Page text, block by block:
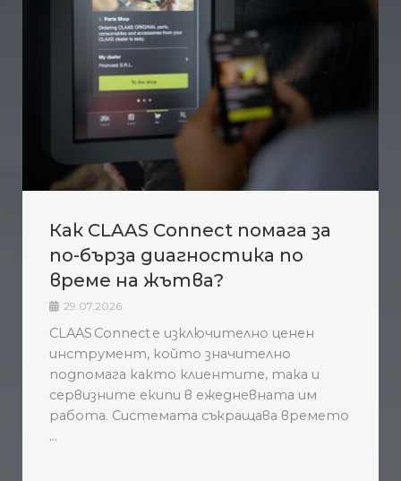
Как CLAAS Connect помага за
по-бърза диагностика по
време на жътва?
29.07.2026
CLAAS Connect е изключително ценен
инструмент, който значително
подпомага както клиентите, така и
сервизните екипи в ежедневната им
работа. Системата съкращава времето
...